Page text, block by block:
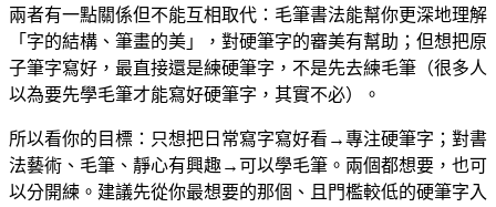
兩者有一點關係但不能互相取代：毛筆書法能幫你更深地理解
「字的結構、筆畫的美」，對硬筆字的審美有幫助；但想把原
子筆字寫好，最直接還是練硬筆字，不是先去練毛筆（很多人
以為要先學毛筆才能寫好硬筆字，其實不必）。
所以看你的目標：只想把日常寫字寫好看→專注硬筆字；對書
法藝術、毛筆、靜心有興趣→可以學毛筆。兩個都想要，也可
以分開練。建議先從你最想要的那個、且門檻較低的硬筆字入